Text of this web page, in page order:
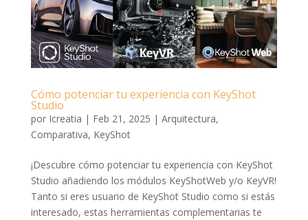
Cómo potenciar tu experiencia con KeyShot
Studio
por Icreatia | Feb 21, 2025 | Arquitectura,
Comparativa, KeyShot
¡Descubre cómo potenciar tu experiencia con KeyShot
Studio añadiendo los módulos KeyShotWeb y/o KeyVR!
Tanto si eres usuario de KeyShot Studio como si estás
interesado, estas herramientas complementarias te